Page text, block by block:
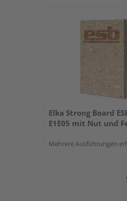
Elka Strong Board
E1E05 mit Nut und
Mehrere Ausführungen